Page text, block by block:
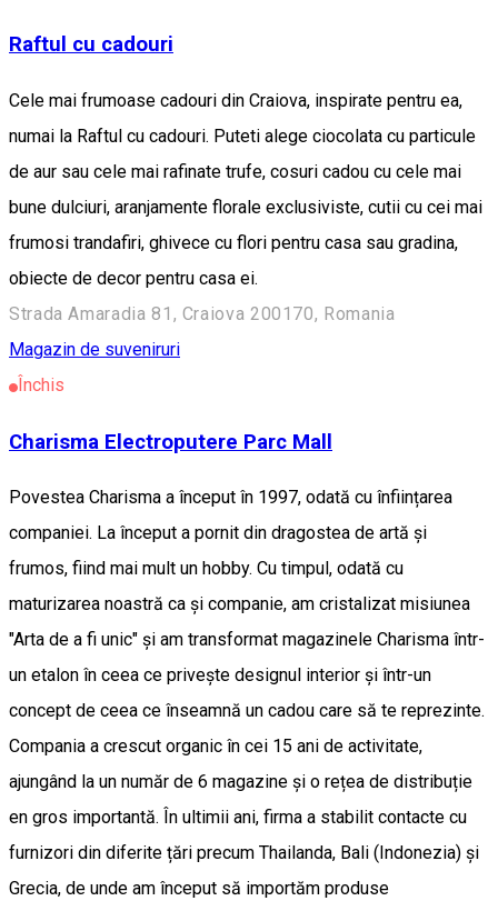
Raftul cu cadouri
Cele mai frumoase cadouri din Craiova, inspirate pentru ea,
numai la Raftul cu cadouri. Puteti alege ciocolata cu particule
de aur sau cele mai rafinate trufe, cosuri cadou cu cele mai
bune dulciuri, aranjamente florale exclusiviste, cutii cu cei mai
frumosi trandafiri, ghivece cu flori pentru casa sau gradina,
obiecte de decor pentru casa ei.
Strada Amaradia 81, Craiova 200170, Romania
Magazin de suveniruri
Închis
Charisma Electroputere Parc Mall
Povestea Charisma a început în 1997, odată cu înființarea
companiei. La început a pornit din dragostea de artă și
frumos, fiind mai mult un hobby. Cu timpul, odată cu
maturizarea noastră ca și companie, am cristalizat misiunea
"Arta de a fi unic" și am transformat magazinele Charisma într-
un etalon în ceea ce privește designul interior și într-un
concept de ceea ce înseamnă un cadou care să te reprezinte.
Compania a crescut organic în cei 15 ani de activitate,
ajungând la un număr de 6 magazine și o rețea de distribuție
en gros importantă. În ultimii ani, firma a stabilit contacte cu
furnizori din diferite țări precum Thailanda, Bali (Indonezia) și
Grecia, de unde am început să importăm produse